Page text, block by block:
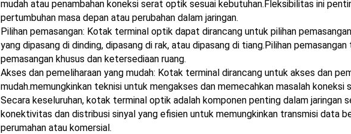
mudah atau penambahan koneksi serat optik sesuai kebutuhan.Fleksibilitas ini
pertumbuhan masa depan atau perubahan dalam jaringan.
Pilihan pemasangan: Kotak terminal optik dapat dirancang untuk pilihan
yang dipasang di dinding, dipasang di rak, atau dipasang di tiang.Pilihan
pemasangan khusus dan ketersediaan ruang.
Akses dan pemeliharaan yang mudah: Kotak terminal dirancang untuk akses dan
mudah.memungkinkan teknisi untuk mengakses dan memecahkan masalah
Secara keseluruhan, kotak terminal optik adalah komponen penting dalam jaringan
konektivitas dan distribusi sinyal yang efisien untuk memungkinkan transmisi data
perumahan atau komersial.